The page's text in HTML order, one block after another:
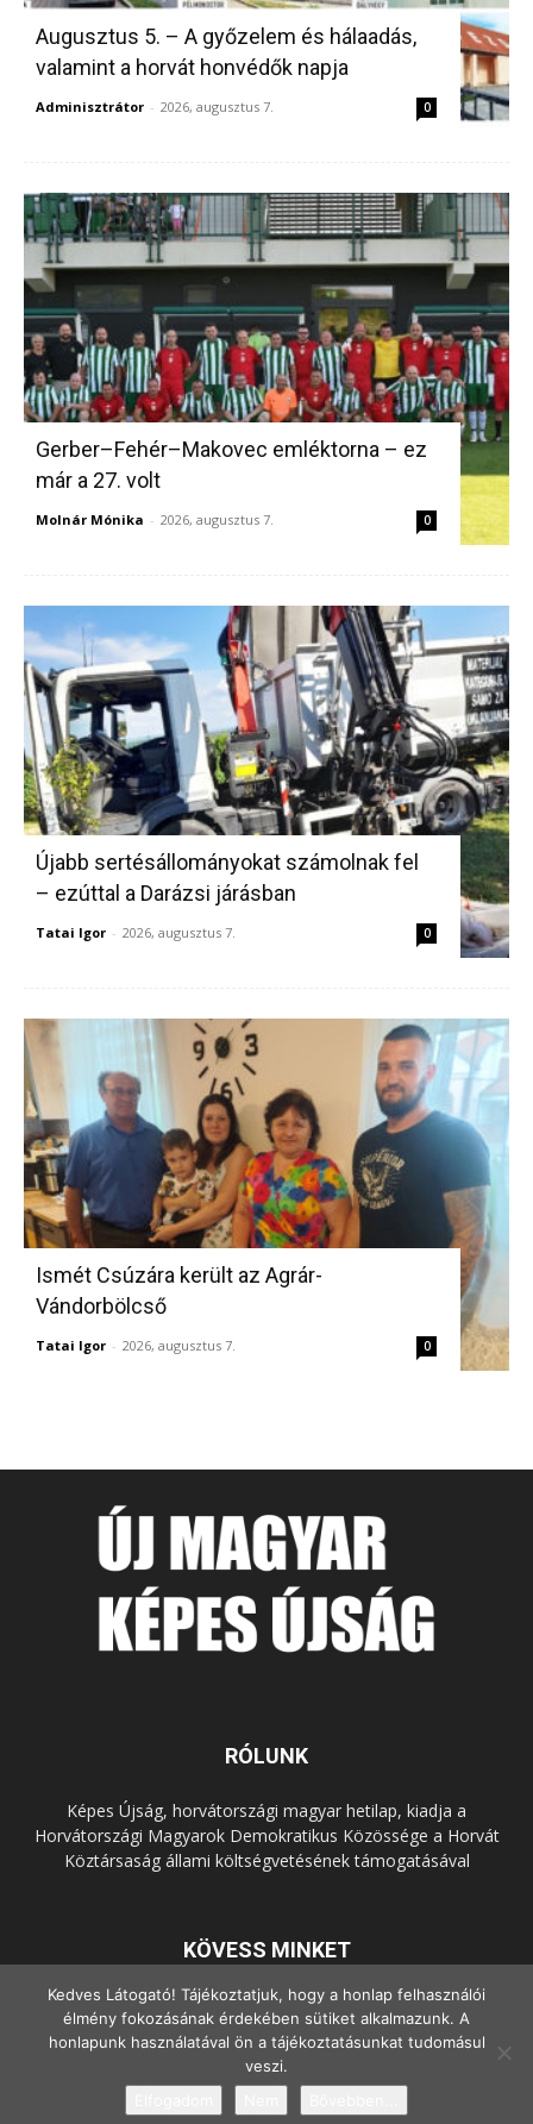
Augusztus 5. – A győzelem és hálaadás,
valamint a horvát honvédők napja
Adminisztrátor - 2026, augusztus 7. 0
Gerber–Fehér–Makovec emléktorna – ez
már a 27. volt
Molnár Mónika - 2026, augusztus 7. 0
Újabb sertésállományokat számolnak fel
– ezúttal a Darázsi járásban
Tatai Igor - 2026, augusztus 7. 0
Ismét Csúzára került az Agrár-
Vándorbölcső
Tatai Igor - 2026, augusztus 7. 0
RÓLUNK
Képes Újság, horvátországi magyar hetilap, kiadja a
Horvátországi Magyarok Demokratikus Közössége a Horvát
Köztársaság állami költségvetésének támogatásával
KÖVESS MINKET
© Copyright - 2022 Minden jog fenntartva.
Kedves Látogató! Tájékoztatjuk, hogy a honlap felhasználói
élmény fokozásának érdekében sütiket alkalmazunk. A
honlapunk használatával ön a tájékoztatásunkat tudomásul
veszi.